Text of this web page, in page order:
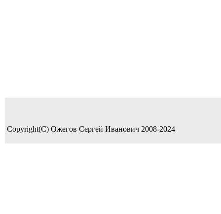
Copyright(C) Ожегов Сергей Иванович 2008-2024